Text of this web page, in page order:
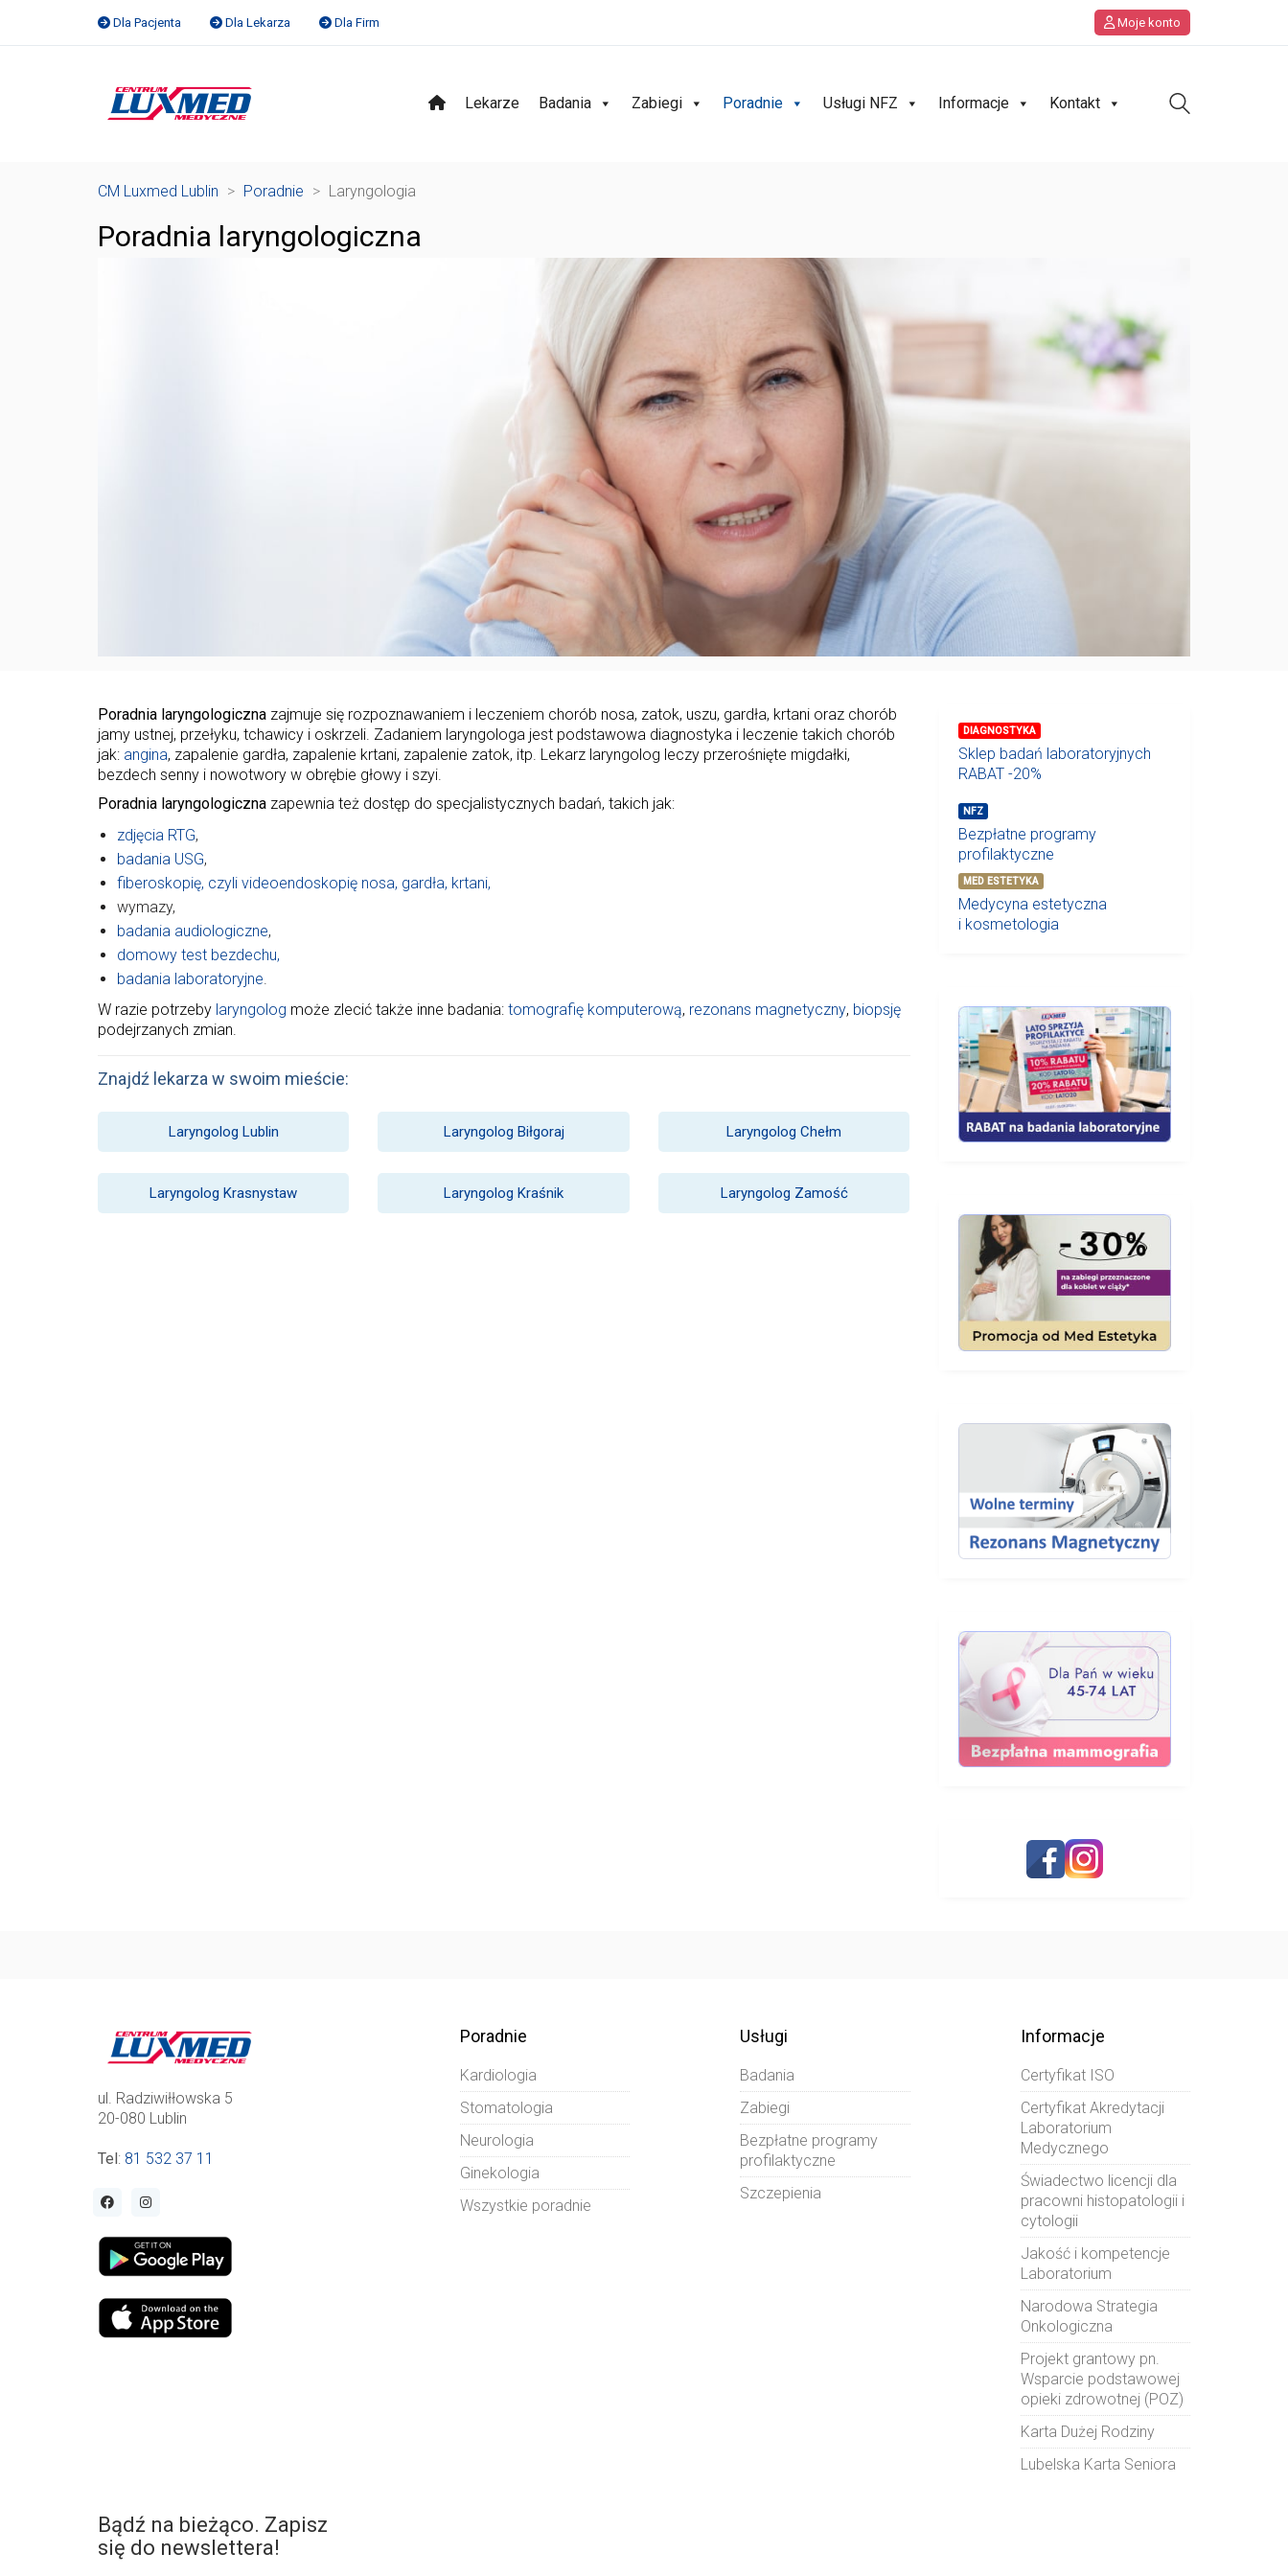
Dla Pacjenta Dla Lekarza Dla Firm Moje konto
Lekarze Badania Zabiegi Poradnie Usługi NFZ Informacje Kontakt
CM Luxmed Lublin > Poradnie > Laryngologia
Poradnia laryngologiczna
Poradnia laryngologiczna zajmuje się rozpoznawaniem i leczeniem chorób nosa, zatok, uszu, gardła, krtani oraz chorób
jamy ustnej, przełyku, tchawicy i oskrzeli. Zadaniem laryngologa jest podstawowa diagnostyka i leczenie takich chorób
jak: angina, zapalenie gardła, zapalenie krtani, zapalenie zatok, itp. Lekarz laryngolog leczy przerośnięte migdałki,
bezdech senny i nowotwory w obrębie głowy i szyi.
Poradnia laryngologiczna zapewnia też dostęp do specjalistycznych badań, takich jak:
zdjęcia RTG,
badania USG,
fiberoskopię, czyli videoendoskopię nosa, gardła, krtani,
wymazy,
badania audiologiczne,
domowy test bezdechu,
badania laboratoryjne.
W razie potrzeby laryngolog może zlecić także inne badania: tomografię komputerową, rezonans magnetyczny, biopsję
podejrzanych zmian.
Znajdź lekarza w swoim mieście:
Laryngolog Lublin Laryngolog Biłgoraj Laryngolog Chełm
Laryngolog Krasnystaw Laryngolog Kraśnik Laryngolog Zamość
DIAGNOSTYKA
Sklep badań laboratoryjnych
RABAT -20%
NFZ
Bezpłatne programy
profilaktyczne
MED ESTETYKA
Medycyna estetyczna
i kosmetologia
ul. Radziwiłłowska 5
20-080 Lublin
Tel : 81 532 37 11
Poradnie
Kardiologia
Stomatologia
Neurologia
Ginekologia
Wszystkie poradnie
Usługi
Badania
Zabiegi
Bezpłatne programy
profilaktyczne
Szczepienia
Informacje
Certyfikat ISO
Certyfikat Akredytacji
Laboratorium
Medycznego
Świadectwo licencji dla
pracowni histopatologii i
cytologii
Jakość i kompetencje
Laboratorium
Narodowa Strategia
Onkologiczna
Projekt grantowy pn.
Wsparcie podstawowej
opieki zdrowotnej (POZ)
Karta Dużej Rodziny
Lubelska Karta Seniora
Bądź na bieżąco. Zapisz
się do newslettera!